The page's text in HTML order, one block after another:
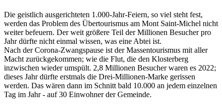
Die geistlich ausgerichteten 1.000-Jahr-Feiern, so viel steht fest,
werden das Problem des Übertourismus am Mont Saint-Michel nicht
weiter befeuern. Der weit größere Teil der Millionen Besucher pro
Jahr dürfte nicht einmal wissen, was eine Abtei ist.
Nach der Corona-Zwangspause ist der Massentourismus mit aller
Macht zurückgekommen; wie die Flut, die den Klosterberg
inzwischen wieder umspült. 2,8 Millionen Besucher waren es 2022;
dieses Jahr dürfte erstmals die Drei-Millionen-Marke gerissen
werden. Das wären dann im Schnitt bald 10.000 an jedem einzelnen
Tag im Jahr - auf 30 Einwohner der Gemeinde.